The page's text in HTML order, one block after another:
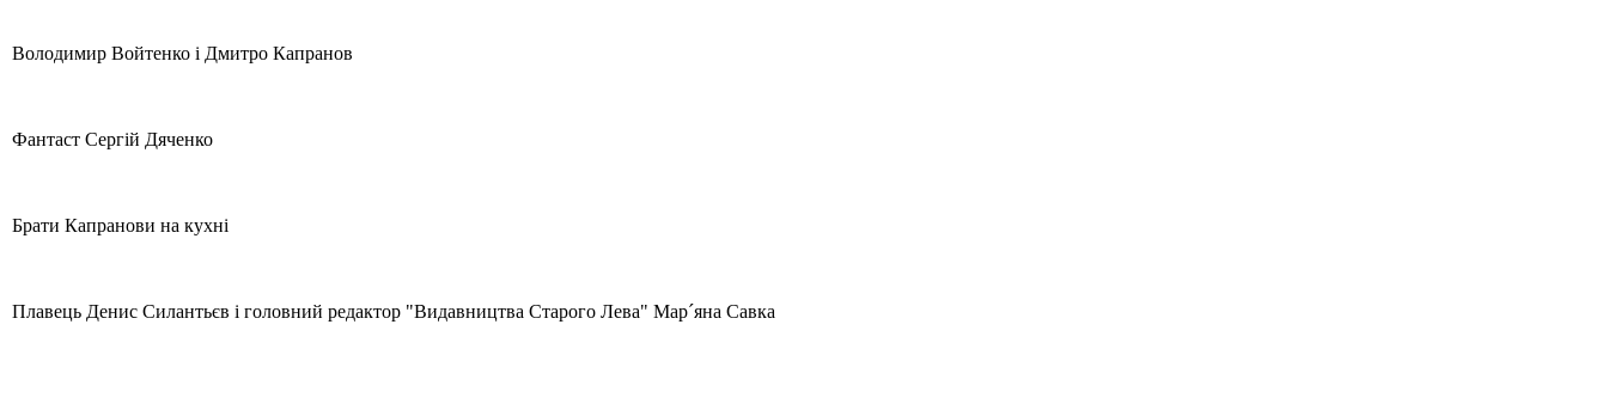
Володимир Войтенко і Дмитро Капранов
Фантаст Сергій Дяченко
Брати Капранови на кухні
Плавець Денис Силантьєв і головний редактор "Видавництва Старого Лева" Мар´яна Савка